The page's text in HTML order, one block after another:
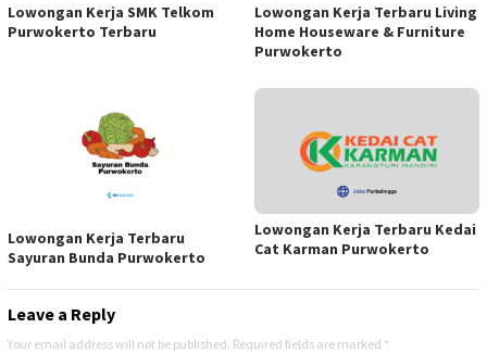
Lowongan Kerja SMK Telkom
Purwokerto Terbaru
Lowongan Kerja Terbaru Living
Home Houseware & Furniture
Purwokerto
Lowongan Kerja Terbaru
Sayuran Bunda Purwokerto
Lowongan Kerja Terbaru Kedai
Cat Karman Purwokerto
Leave a Reply
Your email address will not be published. Required fields are marked *